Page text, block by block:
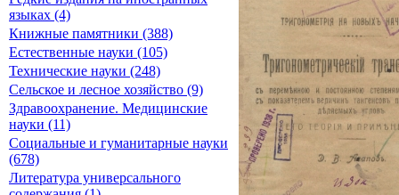
языках (4)
Книжные памятники (388)
Естественные науки (105)
Технические науки (248)
Сельское и лесное хозяйство (9)
Здравоохранение. Медицинские
науки (11)
Социальные и гуманитарные науки
(678)
Литература универсального